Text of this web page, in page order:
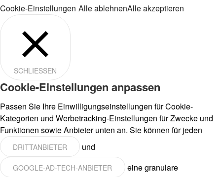
Cookie-Einstellungen Alle ablehnenAlle akzeptieren
SCHLIESSEN
Cookie-Einstellungen anpassen
Passen Sie Ihre Einwilligungseinstellungen für Cookie-
Kategorien und Werbetracking-Einstellungen für Zwecke und
Funktionen sowie Anbieter unten an. Sie können für jeden
DRITTANBIETER und
GOOGLE-AD-TECH-ANBIETER
eine granulare